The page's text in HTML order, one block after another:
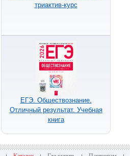
триактив-курс
ЕГЭ. Обществознание.
Отличный результат. Учебная
книга